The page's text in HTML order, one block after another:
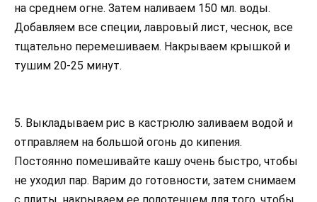
на среднем огне. Затем наливаем 150 мл. воды.
Добавляем все специи, лавровый лист, чеснок, все
тщательно перемешиваем. Накрываем крышкой и
тушим 20-25 минут.
5. Выкладываем рис в кастрюлю заливаем водой и
отправляем на большой огонь до кипения.
Постоянно помешивайте кашу очень быстро, чтобы
не уходил пар. Варим до готовности, затем снимаем